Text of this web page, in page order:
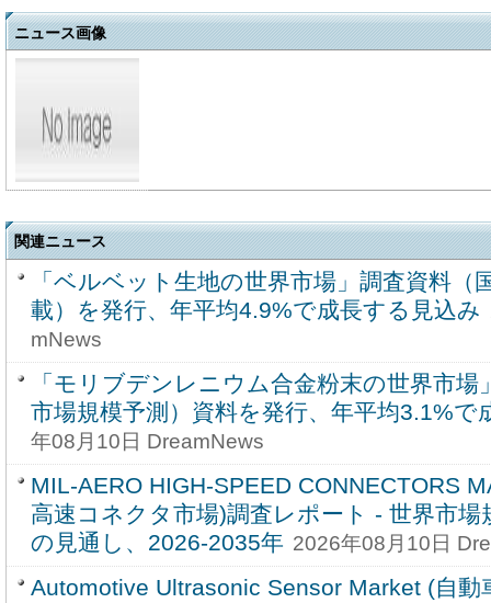
ニュース画像
関連ニュース
「ベルベット生地の世界市場」調査資料（
載）を発行、年平均4.9%で成長する見込み
mNews
「モリブデンレニウム合金粉末の世界市
市場規模予測）資料を発行、年平均3.1%で
年08月10日 DreamNews
MIL-AERO HIGH-SPEED CONNECTORS
高速コネクタ市場)調査レポート - 世界市場
の見通し、2026-2035年 2026年08月10日
Automotive Ultrasonic Sensor Market (自動